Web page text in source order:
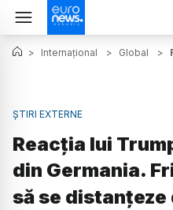
> Internațional > Global >
ȘTIRI EXTERNE
Reacția lui
din Germania.
să se distanțeze